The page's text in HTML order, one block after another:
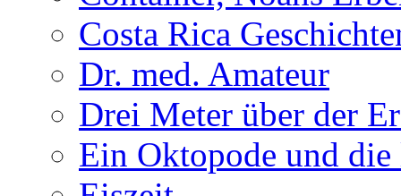
Costa Rica
Dr. med. Amateur
Drei Meter über der
Ein Oktopode und die